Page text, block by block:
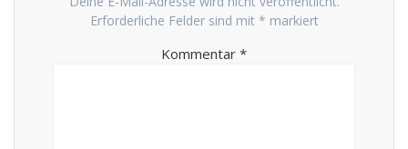
Erforderliche Felder sind mit * markiert
Kommentar *